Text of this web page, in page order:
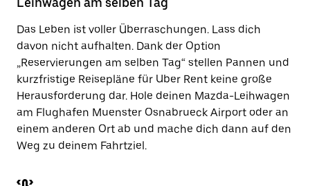
zu
Das Leben ist voller Überraschungen. Lass dich
davon nicht aufhalten. Dank der Option
„Reservierungen am selben Tag“ stellen Pannen und
kurzfristige Reisepläne für Uber Rent keine große
Herausforderung dar. Hole deinen Mazda-Leihwagen
am Flughafen Muenster Osnabrueck Airport oder an
einem anderen Ort ab und mache dich dann auf den
Weg zu deinem Fahrtziel.